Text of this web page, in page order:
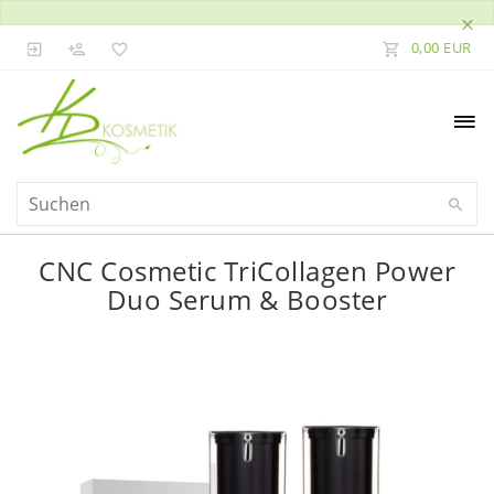
×
0,00 EUR
CNC Cosmetic TriCollagen Power
Duo Serum & Booster